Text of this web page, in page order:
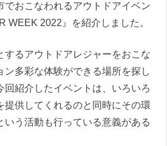
でおこなわれるアウトドアイベン
WEEK 2022』を紹介しました。
するアウトドアレジャーをおこな
ン多彩な体験ができる場所を探し
回紹介したイベントは、いろいろ
提供してくれるのと同時にその環
いう活動も行っている意義がある